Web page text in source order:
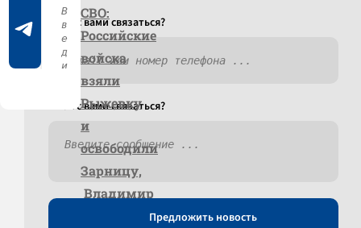
СВО:
Российские
войска
взяли
Рыжевку
и
освободили
Зарницу,
Владимир
Как c вами связаться?
Как c вами связаться?
Предложить новость